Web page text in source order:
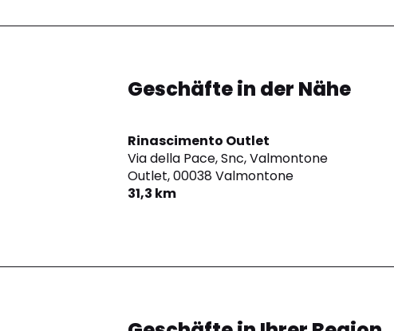
Geschäfte in der Nähe
Rinascimento Outlet
Via della Pace, Snc, Valmontone
Outlet,00038 Valmontone
31,3 km